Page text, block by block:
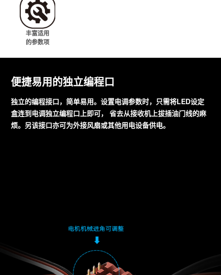
丰富适用
的参数项
便捷易用的独立编程口
独立的编程接口，简单易用。设置电调参数时，只需将LED设定
盒连到电调独立编程口上即可， 省去从接收机上拔插油门线的麻
烦。另该接口亦可为外接风扇或其他用电设备供电。